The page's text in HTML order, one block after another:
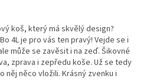
koš, který má skvělý design?
4L je pro vás ten pravý! Vejde se i
může se zavěsit i na zeď. Šikovné
zprava i zepředu koše. Už se tedy
něco vložili. Krásný zvenku i